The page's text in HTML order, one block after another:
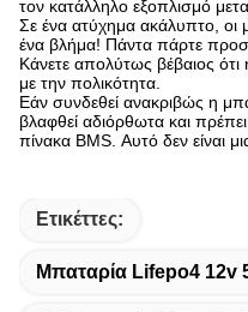
τον κατάλληλο εξοπλισμό
Σε ένα ατύχημα ακάλυπτο, οι
ένα βλήμα! Πάντα πάρτε
Κάνετε απολύτως βέβαιος
με την πολικότητα.
Εάν συνδεθεί ανακριβώς η
βλαφθεί αδιόρθωτα και
πίνακα BMS. Αυτό δεν είναι
Ετικέττες:
Μπαταρία Lifepo4 12v